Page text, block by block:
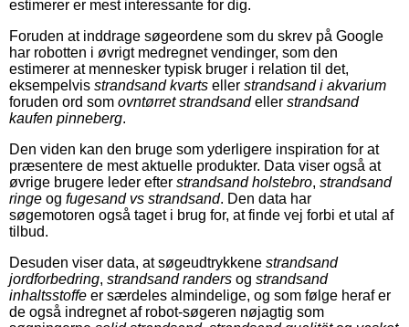
estimerer er mest interessante for dig.
Foruden at inddrage søgeordene som du skrev på Google
har robotten i øvrigt medregnet vendinger, som den
estimerer at mennesker typisk bruger i relation til det,
eksempelvis strandsand kvarts eller strandsand i akvarium
foruden ord som ovntørret strandsandeller strandsand
kaufen pinneberg.
Den viden kan den bruge som yderligere inspiration for at
præsentere de mest aktuelle produkter. Data viser også at
øvrige brugere leder efter strandsand holstebro, strandsand
ringe og fugesand vs strandsand. Den data har
søgemotoren også taget i brug for, at finde vej forbi et utal af
tilbud.
Desuden viser data, at søgeudtrykkene strandsand
jordforbedring, strandsand randers og strandsand
inhaltsstoffe er særdeles almindelige, og som følge heraf er
de også indregnet af robot-søgeren nøjagtig som